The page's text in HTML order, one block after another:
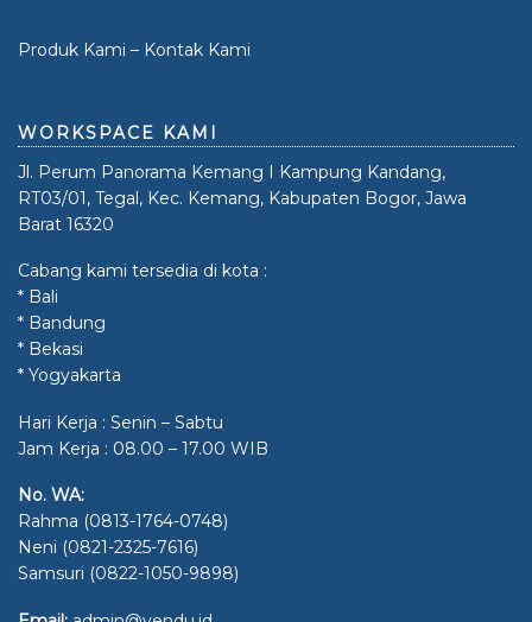
Produk Kami – Kontak Kami
WORKSPACE KAMI
Jl. Perum Panorama Kemang I Kampung Kandang,
RT03/01, Tegal, Kec. Kemang, Kabupaten Bogor, Jawa
Barat 16320
Cabang kami tersedia di kota :
* Bali
* Bandung
* Bekasi
* Yogyakarta
Hari Kerja : Senin – Sabtu
Jam Kerja : 08.00 – 17.00 WIB
No. WA:
Rahma (0813-1764-0748)
Neni (0821-2325-7616)
Samsuri (0822-1050-9898)